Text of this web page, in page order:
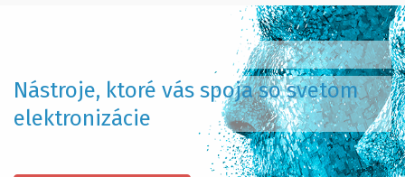
Nástroje, ktoré vás spoja so svetom
elektronizácie